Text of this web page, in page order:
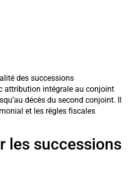
des successions
attribution intégrale au conjoint
décès du second conjoint. Il
et les règles fiscales
les successions